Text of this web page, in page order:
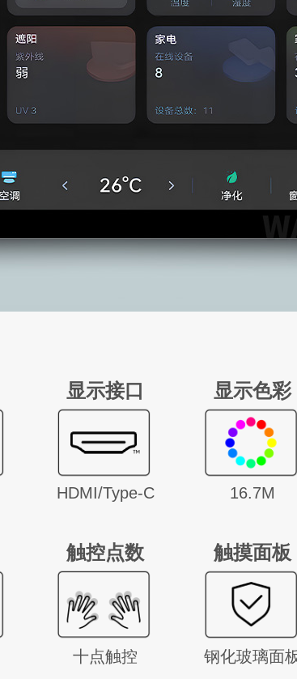
显示接口
HDMI/Type-C
显示色彩
16.7M
触控点数
十点触控
触摸面板
钢化玻璃面